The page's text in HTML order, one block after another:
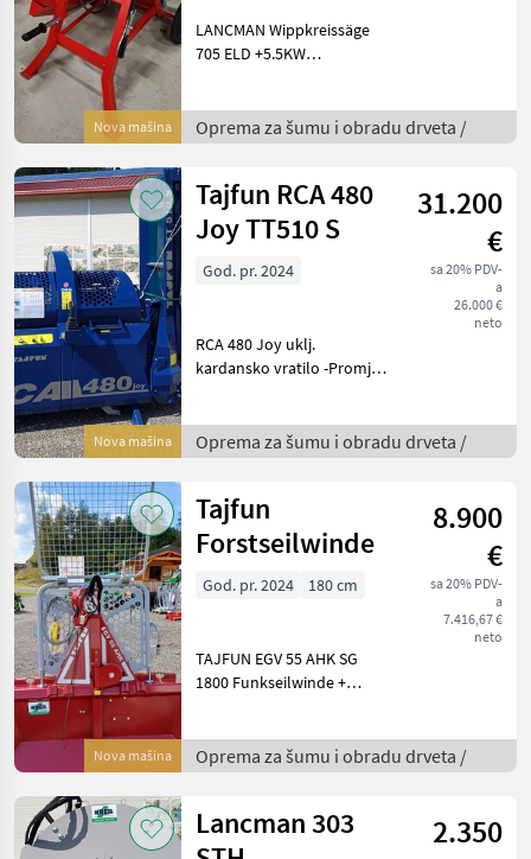
Nova mašina
LANCMAN Wippkreissäge
705 ELD +5.5KW
Hartmetall-Sägeblatt
+Arbeitshöhe (Wippe)
für einfaches
Oprema za šumu i obradu drveta /
Nova mašina
Tajfun RCA 480
Joy TT510 S
31.200
€
sa 20% PDV-
a
26.000 €
neto
God. pr. 2024
RCA 480 Joy uklj.
kardansko vratilo -Promjer
cijepanja 25 kN - dvije brzine
-Duljina rezanja 25 do 50 cm
Oprema za šumu i obradu drveta /
Nova mašina
Tajfun
Forstseilwinde
8.900
€
sa 20% PDV-
a
7.416,67 €
neto
God. pr. 2024 180 cm
TAJFUN EGV 55 AHK SG
1800 Funkseilwinde +
optional auch mit 150cm
verfügbar +hydraulischer
Oprema za šumu i obradu drveta /
Lancman 303
2.350